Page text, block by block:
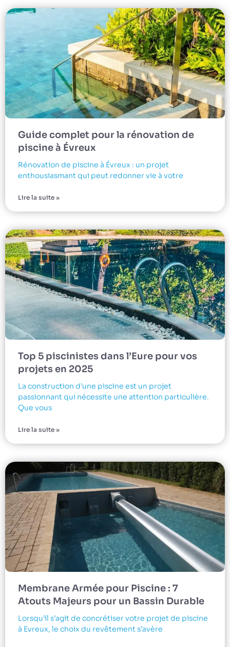
Guide complet pour la rénovation de
piscine à Évreux
Rénovation de piscine à Évreux : un projet
enthousiasmant qui peut redonner vie à votre
Lire la suite »
Top 5 piscinistes dans l’Eure pour vos
projets en 2025
La construction d’une piscine est un projet
passionnant qui nécessite une attention particulière.
Que vous
Lire la suite »
Membrane Armée pour Piscine : 7
Atouts Majeurs pour un Bassin Durable
Lorsqu’il s’agit de concrétiser votre projet de piscine
à Evreux, le choix du revêtement s’avère